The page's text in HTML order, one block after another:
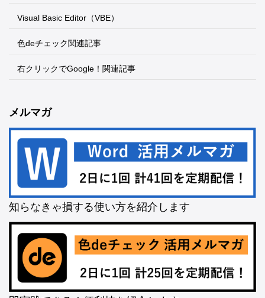
Visual Basic Editor（VBE）
色deチェック関連記事
右クリックでGoogle！関連記事
メルマガ
知らなきゃ損する使い方を紹介します